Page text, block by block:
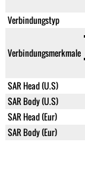
Verbindungstyp
Verbindungsmerkmale
SAR Head (U.S)
SAR Body (U.S)
SAR Head (Eur)
SAR Body (Eur)